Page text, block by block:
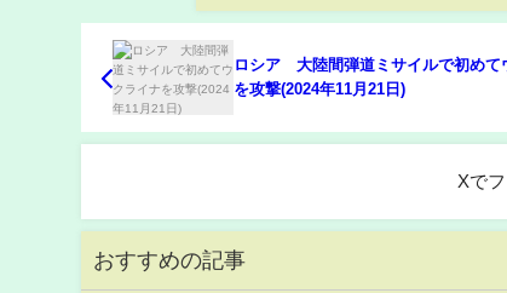
ロシア 大陸間弾道ミサイルで初めて
を攻撃(2024年11月21日)
Xで
おすすめの記事